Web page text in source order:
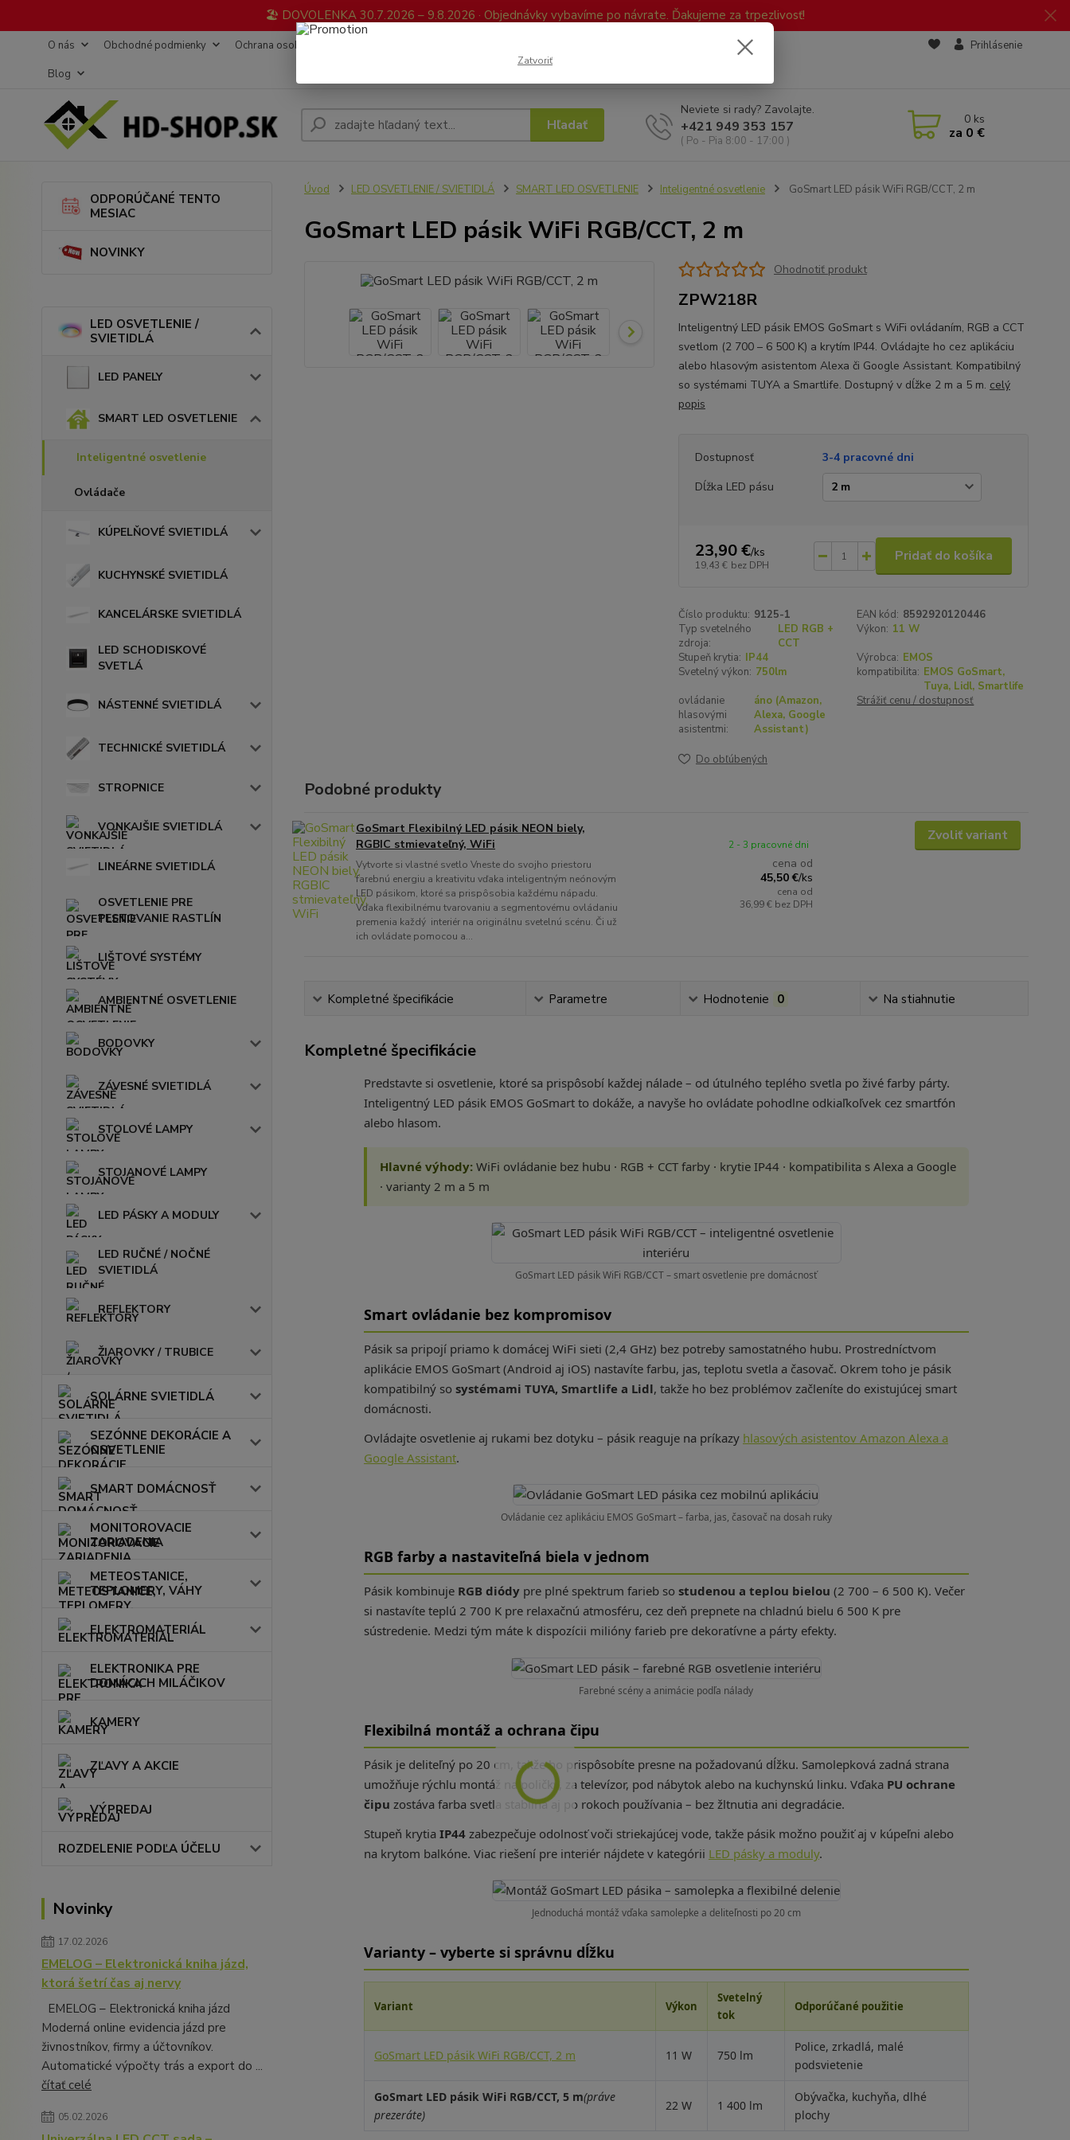
🏖️ DOVOLENKA 30.7.2026 – 9.8.2026 · Objednávky vybavíme po návrate. Ďakujeme za trpezlivosť!
O nás Obchodné podmienky Ochrana osobných údajov
Blog
Prihlásenie
Hľadať
Neviete si rady? Zavolajte.
+421 949 353 157
( Po - Pia 8:00 - 17:00 )
0 ks
za 0 €
ODPORÚČANÉ TENTO
MESIAC
NOVINKY
LED OSVETLENIE /
SVIETIDLÁ
LED PANELY
SMART LED OSVETLENIE
Inteligentné osvetlenie
Ovládače
KÚPELŇOVÉ SVIETIDLÁ
KUCHYNSKÉ SVIETIDLÁ
KANCELÁRSKE SVIETIDLÁ
LED SCHODISKOVÉ
SVETLÁ
NÁSTENNÉ SVIETIDLÁ
TECHNICKÉ SVIETIDLÁ
STROPNICE
VONKAJŠIE SVIETIDLÁ
LINEÁRNE SVIETIDLÁ
OSVETLENIE PRE
PESTOVANIE RASTLÍN
LIŠTOVÉ SYSTÉMY
AMBIENTNÉ OSVETLENIE
BODOVKY
ZÁVESNÉ SVIETIDLÁ
STOLOVÉ LAMPY
STOJANOVÉ LAMPY
LED PÁSKY A MODULY
LED RUČNÉ / NOČNÉ
SVIETIDLÁ
REFLEKTORY
ŽIAROVKY / TRUBICE
SOLÁRNE SVIETIDLÁ
SEZÓNNE DEKORÁCIE A
OSVETLENIE
SMART DOMÁCNOSŤ
MONITOROVACIE
ZARIADENIA
METEOSTANICE,
TEPLOMERY, VÁHY
ELEKTROMATERIÁL
ELEKTRONIKA PRE
DOMÁCICH MILÁČIKOV
KAMERY
ZĽAVY A AKCIE
VÝPREDAJ
ROZDELENIE PODĽA ÚČELU
Novinky
17.02.2026
EMELOG – Elektronická kniha jázd,
ktorá šetrí čas aj nervy
EMELOG – Elektronická kniha jázd
Moderná online evidencia jázd pre
živnostníkov, firmy a účtovníkov.
Automatické výpočty trás a export do ...
čítať celé
05.02.2026
Úvod LED OSVETLENIE / SVIETIDLÁ SMART LED OSVETLENIE Inteligentné osvetlenie GoSmart LED pásik WiFi RGB/CCT, 2 m
GoSmart LED pásik WiFi RGB/CCT, 2 m
Ohodnotiť produkt
ZPW218R
Inteligentný LED pásik EMOS GoSmart s WiFi ovládaním, RGB a CCT
svetlom (2 700 – 6 500 K) a krytím IP44. Ovládajte ho cez aplikáciu
alebo hlasovým asistentom Alexa či Google Assistant. Kompatibilný
so systémami TUYA a Smartlife. Dostupný v dĺžke 2 m a 5 m. celý
popis
Dostupnosť
3-4 pracovné dni
Dĺžka LED pásu
23,90 €/ks
19,43 € bez DPH
Pridať do košíka
Číslo produktu: 9125-1 EAN kód: 8592920120446
Typ svetelného
zdroja:
LED RGB +
CCT
Výkon: 11 W
Stupeň krytia: IP44 Výrobca: EMOS
Svetelný výkon: 750lm kompatibilita: EMOS GoSmart,
Tuya, Lidl, Smartlife
ovládanie
hlasovými
asistentmi:
áno (Amazon,
Alexa, Google
Assistant)
Strážiť cenu / dostupnosť
Do obľúbených
Podobné produkty
GoSmart Flexibilný LED pásik NEON biely,
RGBIC stmievateľný, WiFi
Vytvorte si vlastné svetlo Vneste do svojho priestoru
farebnú energiu a kreativitu vďaka inteligentným neónovým
LED pásikom, ktoré sa prispôsobia každému nápadu.
Vďaka flexibilnému tvarovaniu a segmentovému ovládaniu
premenia každý interiér na originálnu svetelnú scénu. Či už
ich ovládate pomocou a...
cena od
45,50 €/ks
cena od
36,99 € bez DPH
2 - 3 pracovné dni
Zvoliť variant
Kompletné špecifikácie Parametre Hodnotenie 0 Na stiahnutie
Kompletné špecifikácie
Predstavte si osvetlenie, ktoré sa prispôsobí každej nálade – od útulného teplého svetla po živé farby párty.
Inteligentný LED pásik EMOS GoSmart to dokáže, a navyše ho ovládate pohodlne odkiaľkoľvek cez smartfón
alebo hlasom.
Hlavné výhody:WiFi ovládanie bez hubu · RGB + CCT farby · krytie IP44 · kompatibilita s Alexa a Google
· varianty 2 m a 5 m
GoSmart LED pásik WiFi RGB/CCT – smart osvetlenie pre domácnosť
Smart ovládanie bez kompromisov
Pásik sa pripojí priamo k domácej WiFi sieti (2,4 GHz) bez potreby samostatného hubu. Prostredníctvom
aplikácie EMOS GoSmart (Android aj iOS) nastavíte farbu, jas, teplotu svetla a časovač. Okrem toho je pásik
kompatibilný so systémami TUYA, Smartlife a Lidl, takže ho bez problémov začleníte do existujúcej smart
domácnosti.
Ovládajte osvetlenie aj rukami bez dotyku – pásik reaguje na príkazy hlasových asistentov Amazon Alexa a
Google Assistant.
Ovládanie cez aplikáciu EMOS GoSmart – farba, jas, časovač na dosah ruky
RGB farby a nastaviteľná biela v jednom
Pásik kombinuje RGB diódypre plné spektrum farieb so studenou a teplou bielou (2 700 – 6 500 K). Večer
si nastavíte teplú 2 700 K pre relaxačnú atmosféru, cez deň prepnete na chladnú bielu 6 500 K pre
sústredenie. Medzi tým máte k dispozícii milióny farieb pre dekoratívne a párty efekty.
Farebné scény a animácie podľa nálady
Flexibilná montáž a ochrana čipu
Pásik je deliteľný po 20 cm, takže ho prispôsobíte presne na požadovanú dĺžku. Samolepková zadná strana
umožňuje rýchlu montáž na poličky, za televízor, pod nábytok alebo na kuchynskú linku. Vďaka PU ochrane
čipu zostáva farba svetla stabilná aj po rokoch používania – bez žltnutia ani degradácie.
Stupeň krytia IP44zabezpečuje odolnosť voči striekajúcej vode, takže pásik možno použiť aj v kúpeľni alebo
na krytom balkóne. Viac riešení pre interiér nájdete v kategórii LED pásky a moduly.
Jednoduchá montáž vďaka samolepke a deliteľnosti po 20 cm
Varianty – vyberte si správnu dĺžku
Variant Výkon
Svetelný
tok
Odporúčané použitie
GoSmart LED pásik WiFi RGB/CCT, 2 m 11 W 750 lm
Police, zrkadlá, malé
podsvietenie
GoSmart LED pásik WiFi RGB/CCT, 5 m(práve
prezeráte)
22 W 1 400 lm
Obývačka, kuchyňa, dlhé
plochy
Zatvoriť